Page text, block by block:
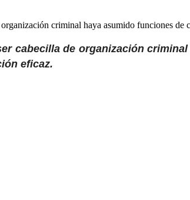
criminal haya asumido funciones
cabecilla de organización
eficaz.